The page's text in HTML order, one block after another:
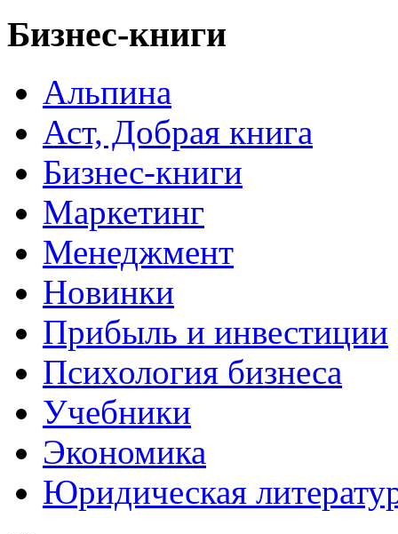
Бизнес-книги
Альпина
Аст, Добрая книга
Бизнес-книги
Маркетинг
Менеджмент
Новинки
Прибыль и инвестиции
Психология бизнеса
Учебники
Экономика
Юридическая